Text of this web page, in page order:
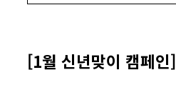
[1월 신년맞이 캠페인]